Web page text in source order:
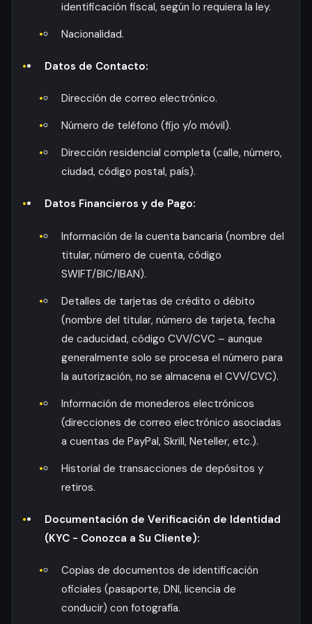
identificación fiscal, según lo requiera la ley.
Nacionalidad.
Datos de Contacto:
Dirección de correo electrónico.
Número de teléfono (fijo y/o móvil).
Dirección residencial completa (calle, número,
ciudad, código postal, país).
Datos Financieros y de Pago:
Información de la cuenta bancaria (nombre del
titular, número de cuenta, código
SWIFT/BIC/IBAN).
Detalles de tarjetas de crédito o débito
(nombre del titular, número de tarjeta, fecha
de caducidad, código CVV/CVC – aunque
generalmente solo se procesa el número para
la autorización, no se almacena el CVV/CVC).
Información de monederos electrónicos
(direcciones de correo electrónico asociadas
a cuentas de PayPal, Skrill, Neteller, etc.).
Historial de transacciones de depósitos y
retiros.
Documentación de Verificación de Identidad
(KYC - Conozca a Su Cliente):
Copias de documentos de identificación
oficiales (pasaporte, DNI, licencia de
conducir) con fotografía.